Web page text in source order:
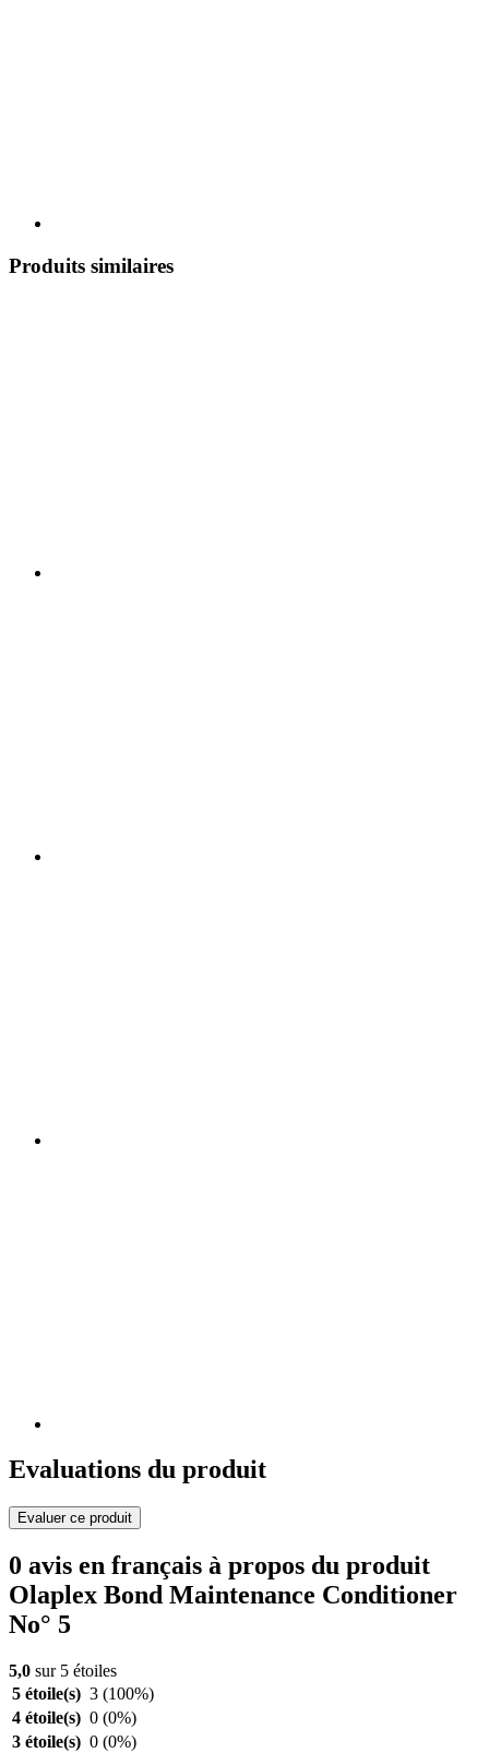
Produits similaires
Evaluations du produit
Evaluer ce produit
0 avis en français à propos du produit
Olaplex Bond Maintenance Conditioner
No° 5
5,0 sur 5 étoiles
5 étoile(s) 3 (100%)
4 étoile(s) 0 (0%)
3 étoile(s) 0 (0%)